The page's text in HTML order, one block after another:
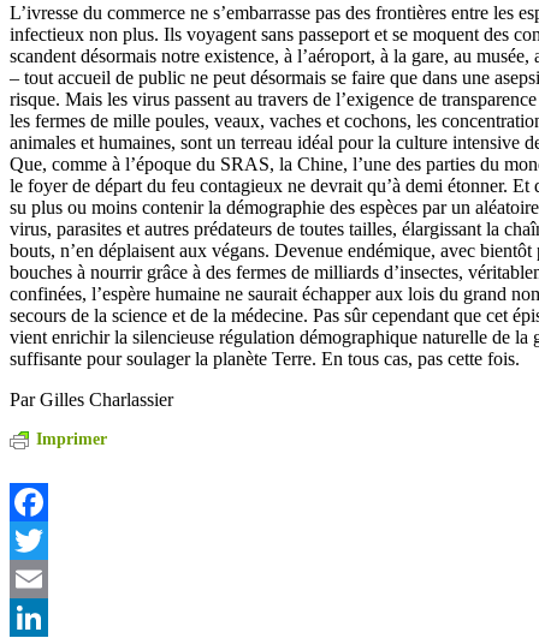
L’ivresse du commerce ne s’embarrasse pas des frontières entre les
infectieux non plus. Ils voyagent sans passeport et se moquent des
scandent désormais notre existence, à l’aéroport, à la gare, au musée,
– tout accueil de public ne peut désormais se faire que dans une
risque. Mais les virus passent au travers de l’exigence de
les fermes de mille poules, veaux, vaches et cochons, les
animales et humaines, sont un terreau idéal pour la culture intensive
Que, comme à l’époque du SRAS, la Chine, l’une des parties du
le foyer de départ du feu contagieux ne devrait qu’à demi étonner. Et
su plus ou moins contenir la démographie des espèces par un
virus, parasites et autres prédateurs de toutes tailles, élargissant la
bouts, n’en déplaisent aux végans. Devenue endémique, avec
bouches à nourrir grâce à des fermes de milliards d’insectes,
confinées, l’espère humaine ne saurait échapper aux lois du grand
secours de la science et de la médecine. Pas sûr cependant que cet
vient enrichir la silencieuse régulation démographique naturelle de la
suffisante pour soulager la planète Terre. En tous cas, pas cette fois.
Par Gilles Charlassier
Imprimer
Facebook
Twitter
Email